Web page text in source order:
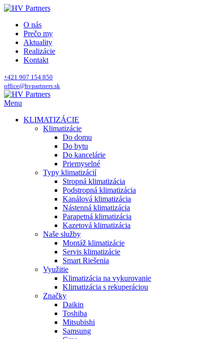
O nás
Prečo my
Aktuality
Realizácie
Kontakt
+421 907 154 850
office@hvpartners.sk
Menu
KLIMATIZÁCIE
Klimatizácie
Do domu
Do bytu
Do kancelárie
Priemyselné
Typy klimatizácií
Stropná klimatizácia
Podstropná klimatizácia
Kanálová klimatizácia
Nástenná klimatizácia
Parapetná klimatizácia
Kazetová klimatizácia
Naše služby
Montáž klimatizácie
Servis klimatizácie
Smart Riešenia
Využitie
Klimatizácia na vykurovanie
Klimatizácia s rekuperáciou
Značky
Daikin
Toshiba
Mitsubishi
Samsung